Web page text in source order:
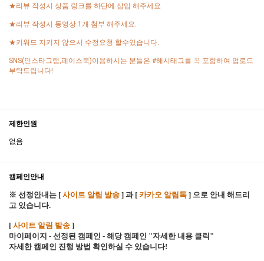
★리뷰 작성시 상품 링크를 하단에 삽입 해주세요.
★리뷰 작성시 동영상 1개 첨부 해주세요.
★키워드 지키지 않으시 수정요청 할수있습니다.
SNS(인스타그램,페이스북)이용하시는 분들은 #해시태그를 꼭 포함하여 업로드
부탁드립니다!
제한인원
없음
캠페인안내
※ 선정안내는 [ 사이트 알림 발송 ] 과 [ 카카오 알림톡 ] 으로 안내 해드리
고 있습니다.
[ 사이트 알림 발송 ]
마이페이지 - 선정된 캠페인 - 해당 캠페인 "자세한 내용 클릭"
자세한 캠페인 진행 방법 확인하실 수 있습니다!